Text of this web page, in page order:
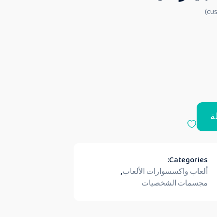
Categories:
ألعاب واكسسوارات الألعاب,
مجسمات الشخصيات